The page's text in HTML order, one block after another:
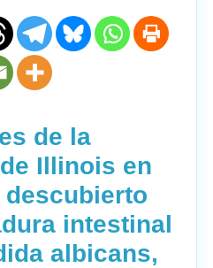
de la
Illinois en
descubierto
intestinal
albicans,